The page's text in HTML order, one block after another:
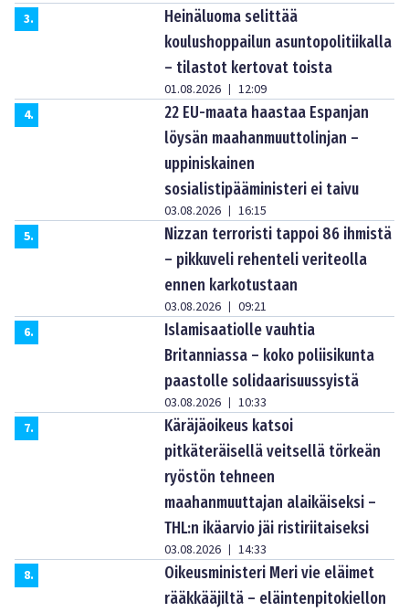
3.
Heinäluoma selittää
koulushoppailun asuntopolitiikalla
– tilastot kertovat toista
01.08.2026 | 12:09
4.
22 EU-maata haastaa Espanjan
löysän maahanmuuttolinjan –
uppiniskainen
sosialistipääministeri ei taivu
03.08.2026 | 16:15
5.
Nizzan terroristi tappoi 86 ihmistä
– pikkuveli rehenteli veriteolla
ennen karkotustaan
03.08.2026 | 09:21
6.
Islamisaatiolle vauhtia
Britanniassa – koko poliisikunta
paastolle solidaarisuussyistä
03.08.2026 | 10:33
7.
Käräjäoikeus katsoi
pitkäteräisellä veitsellä törkeän
ryöstön tehneen
maahanmuuttajan alaikäiseksi –
THL:n ikäarvio jäi ristiriitaiseksi
03.08.2026 | 14:33
8.
Oikeusministeri Meri vie eläimet
rääkkääjiltä – eläintenpitokiellon